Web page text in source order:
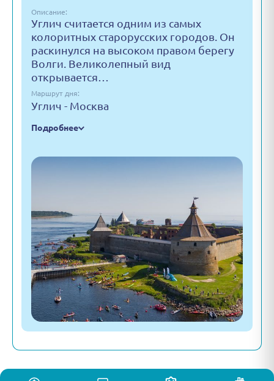
Описание:
Углич считается одним из самых
колоритных старорусских городов. Он
раскинулся на высоком правом берегу
Волги. Великолепный вид
открывается…
Маршрут дня:
Углич - Москва
Подробнее